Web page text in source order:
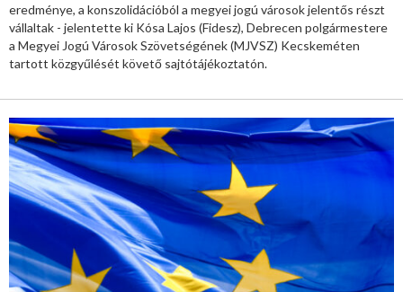
eredménye, a konszolidációból a megyei jogú városok jelentős részt
vállaltak - jelentette ki Kósa Lajos (Fidesz), Debrecen polgármestere
a Megyei Jogú Városok Szövetségének (MJVSZ) Kecskeméten
tartott közgyűlését követő sajtótájékoztatón.